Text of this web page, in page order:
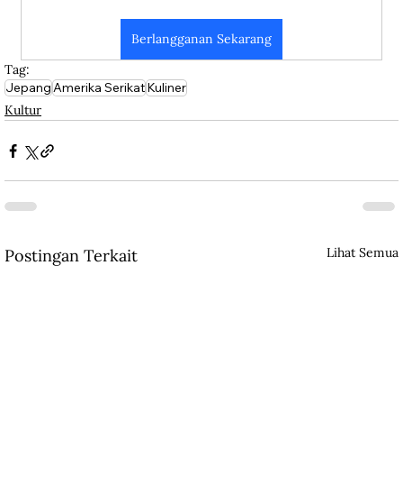
Berlangganan Sekarang
Tag:
JepangAmerika SerikatKuliner
Kultur
Postingan Terkait Lihat Semua